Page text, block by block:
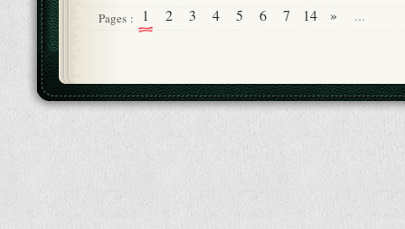
Pages : 1 2 3 4 5 6 7 ...
14 »